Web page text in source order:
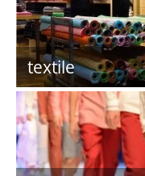
textile